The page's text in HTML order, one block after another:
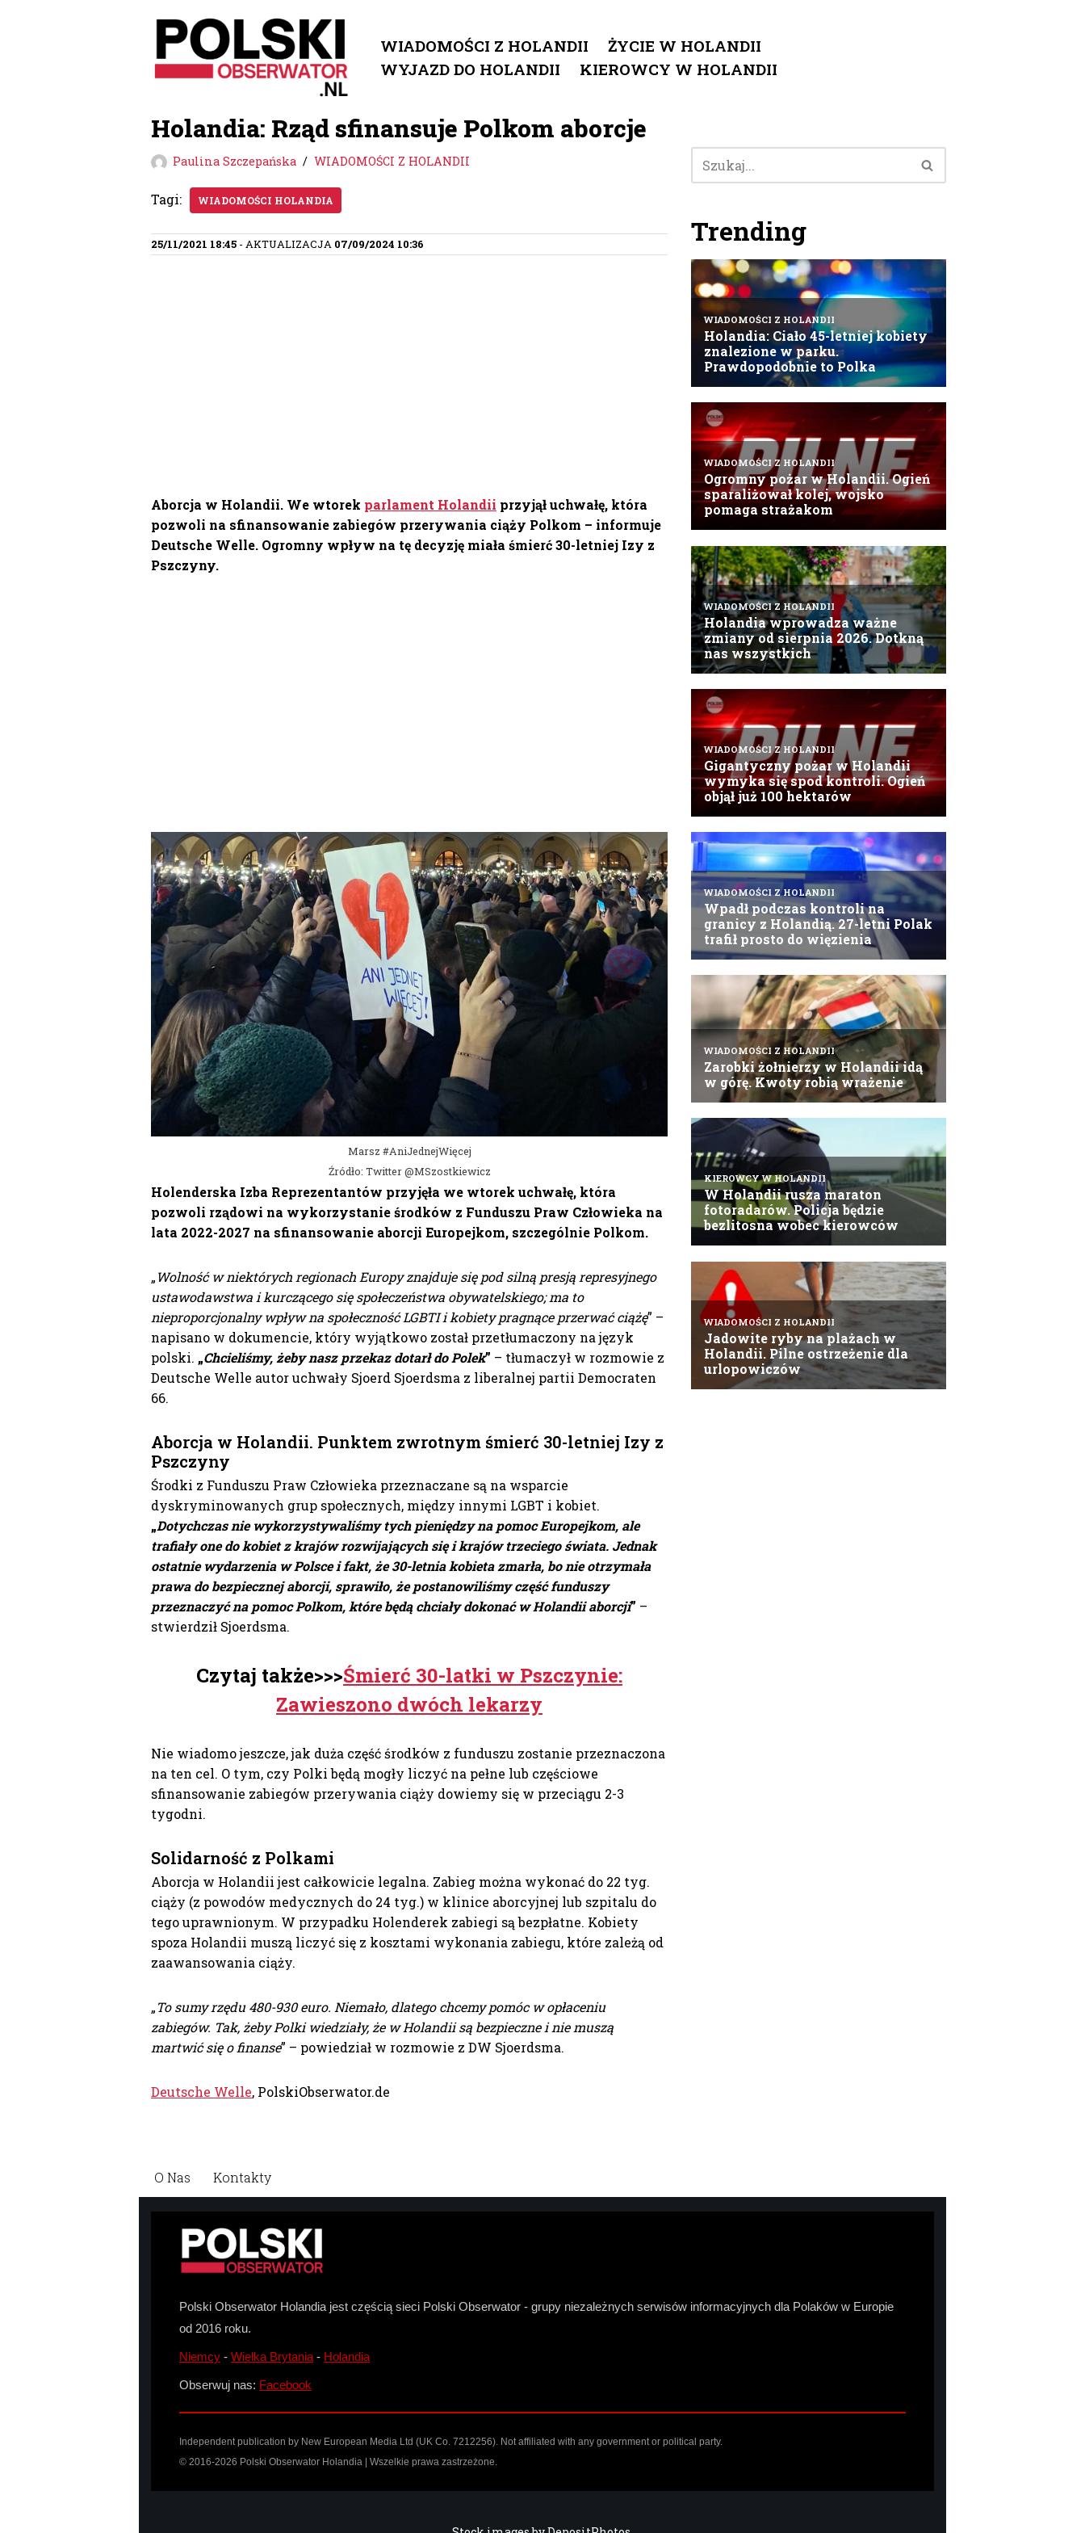
Przejdź
do
WIADOMOŚCI Z HOLANDII
ŻYCIE W HOLANDII
WYJAZD DO HOLANDII
KIEROWCY W HOLANDII
Holandia: Rząd sfinansuje Polkom aborcje
Paulina Szczepańska WIADOMOŚCI Z HOLANDII
Tagi: WIADOMOŚCI HOLANDIA
25/11/2021 18:45 - AKTUALIZACJA 07/09/2024 10:36
Aborcja w Holandii. We wtorek parlament Holandii przyjął uchwałę, która
pozwoli na sfinansowanie zabiegów przerywania ciąży Polkom – informuje
Deutsche Welle. Ogromny wpływ na tę decyzję miała śmierć 30-letniej Izy z
Pszczyny.
Marsz #AniJednejWięcej
Źródło: Twitter @MSzostkiewicz
Holenderska Izba Reprezentantów przyjęła we wtorek uchwałę, która
pozwoli rządowi na wykorzystanie środków z Funduszu Praw Człowieka na
lata 2022-2027 na sfinansowanie aborcji Europejkom, szczególnie Polkom.
„Wolność w niektórych regionach Europy znajduje się pod silną presją represyjnego
ustawodawstwa i kurczącego się społeczeństwa obywatelskiego; ma to
nieproporcjonalny wpływ na społeczność LGBTI i kobiety pragnące przerwać ciążę” –
napisano w dokumencie, który wyjątkowo został przetłumaczony na język
polski. „Chcieliśmy, żeby nasz przekaz dotarł do Polek” – tłumaczył w rozmowie z
Deutsche Welle autor uchwały Sjoerd Sjoerdsma z liberalnej partii Democraten
66.
Aborcja w Holandii. Punktem zwrotnym śmierć 30-letniej Izy z
Pszczyny
Środki z Funduszu Praw Człowieka przeznaczane są na wsparcie
dyskryminowanych grup społecznych, między innymi LGBT i kobiet.
„Dotychczas nie wykorzystywaliśmy tych pieniędzy na pomoc Europejkom, ale
trafiały one do kobiet z krajów rozwijających się i krajów trzeciego świata. Jednak
ostatnie wydarzenia w Polsce i fakt, że 30-letnia kobieta zmarła, bo nie otrzymała
prawa do bezpiecznej aborcji, sprawiło, że postanowiliśmy część funduszy
przeznaczyć na pomoc Polkom, które będą chciały dokonać w Holandii aborcji” –
stwierdził Sjoerdsma.
Czytaj także>>>Śmierć 30-latki w Pszczynie:
Zawieszono dwóch lekarzy
Nie wiadomo jeszcze, jak duża część środków z funduszu zostanie przeznaczona
na ten cel. O tym, czy Polki będą mogły liczyć na pełne lub częściowe
sfinansowanie zabiegów przerywania ciąży dowiemy się w przeciągu 2-3
tygodni.
Solidarność z Polkami
Aborcja w Holandii jest całkowicie legalna. Zabieg można wykonać do 22 tyg.
ciąży (z powodów medycznych do 24 tyg.) w klinice aborcyjnej lub szpitalu do
tego uprawnionym. W przypadku Holenderek zabiegi są bezpłatne. Kobiety
spoza Holandii muszą liczyć się z kosztami wykonania zabiegu, które zależą od
zaawansowania ciąży.
„To sumy rzędu 480-930 euro. Niemało, dlatego chcemy pomóc w opłaceniu
zabiegów. Tak, żeby Polki wiedziały, że w Holandii są bezpieczne i nie muszą
martwić się o finanse” – powiedział w rozmowie z DW Sjoerdsma.
Deutsche Welle, PolskiObserwator.de
Trending
O Nas Kontakty
Polski Obserwator Holandia jest częścią sieci Polski Obserwator - grupy niezależnych serwisów informacyjnych dla Polaków w Europie
od 2016 roku.
Niemcy - Wielka Brytania - Holandia
Obserwuj nas: Facebook
Independent publication by New European Media Ltd (UK Co. 7212256). Not affiliated with any government or political party.
© 2016-2026 Polski Obserwator Holandia | Wszelkie prawa zastrzeżone.